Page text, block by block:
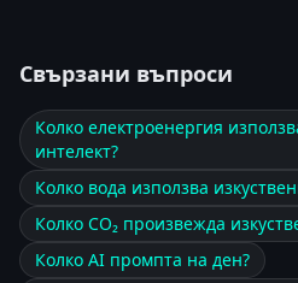
Свързани въпроси
Колко електроенергия
интелект?
Колко вода използва
Колко CO₂ произвежда
Колко AI промпта на ден?